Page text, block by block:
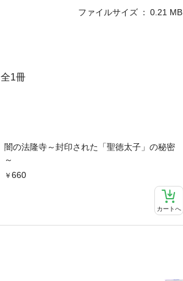
全1冊
闇の法隆寺～封印された「聖徳太子」の秘密
～
660
カートへ
ファイルサイズ
0.21 MB